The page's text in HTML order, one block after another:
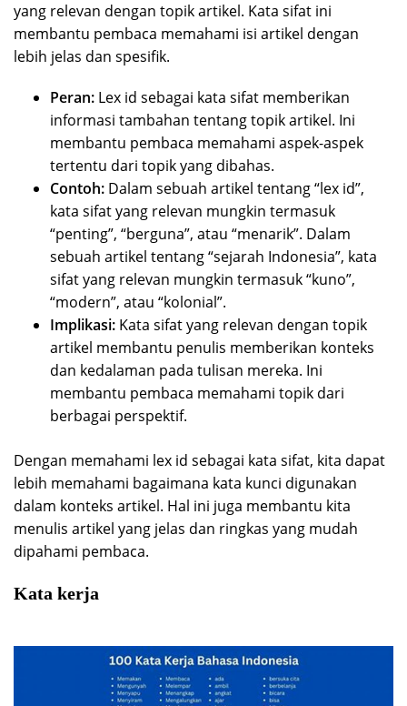
yang relevan dengan topik artikel. Kata sifat ini
membantu pembaca memahami isi artikel dengan
lebih jelas dan spesifik.
Peran: Lex id sebagai kata sifat memberikan
informasi tambahan tentang topik artikel. Ini
membantu pembaca memahami aspek-aspek
tertentu dari topik yang dibahas.
Contoh: Dalam sebuah artikel tentang “lex id”,
kata sifat yang relevan mungkin termasuk
“penting”, “berguna”, atau “menarik”. Dalam
sebuah artikel tentang “sejarah Indonesia”, kata
sifat yang relevan mungkin termasuk “kuno”,
“modern”, atau “kolonial”.
Implikasi: Kata sifat yang relevan dengan topik
artikel membantu penulis memberikan konteks
dan kedalaman pada tulisan mereka. Ini
membantu pembaca memahami topik dari
berbagai perspektif.
Dengan memahami lex id sebagai kata sifat, kita dapat
lebih memahami bagaimana kata kunci digunakan
dalam konteks artikel. Hal ini juga membantu kita
menulis artikel yang jelas dan ringkas yang mudah
dipahami pembaca.
Kata kerja